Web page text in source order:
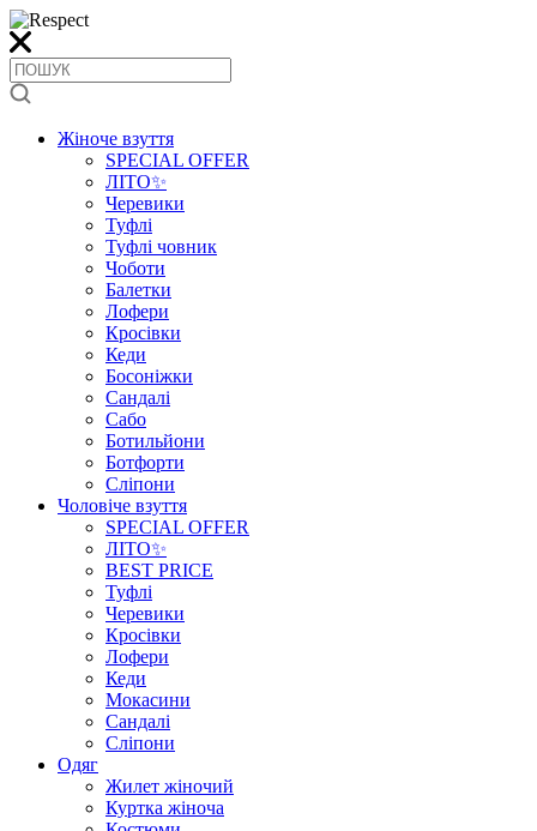
Жіноче взуття
SPECIAL OFFER
ЛІТО✨
Черевики
Туфлі
Туфлі човник
Чоботи
Балетки
Лофери
Кросівки
Кеди
Босоніжки
Сандалі
Сабо
Ботильйони
Ботфорти
Сліпони
Чоловіче взуття
SPECIAL OFFER
ЛІТО✨
BEST PRICE
Туфлі
Черевики
Кросівки
Лофери
Кеди
Мокасини
Сандалі
Сліпони
Одяг
Жилет жіночий
Куртка жіноча